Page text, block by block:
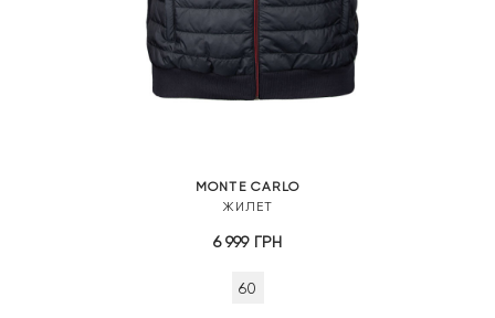
MONTE CARLO
ЖИЛЕТ
6 999 ГРН
60